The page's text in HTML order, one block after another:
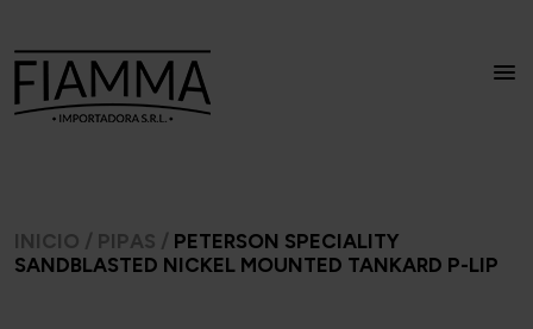
INICIO / PIPAS / PETERSON SPECIALITY
SANDBLASTED NICKEL MOUNTED TANKARD P-LIP